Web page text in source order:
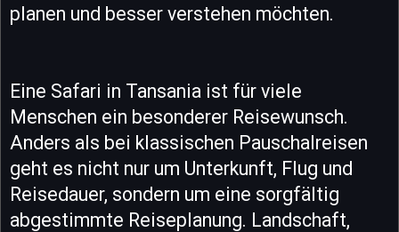
planen und besser verstehen möchten.
Eine Safari in Tansania ist für viele
Menschen ein besonderer Reisewunsch.
Anders als bei klassischen Pauschalreisen
geht es nicht nur um Unterkunft, Flug und
Reisedauer, sondern um eine sorgfältig
abgestimmte Reiseplanung. Landschaft,